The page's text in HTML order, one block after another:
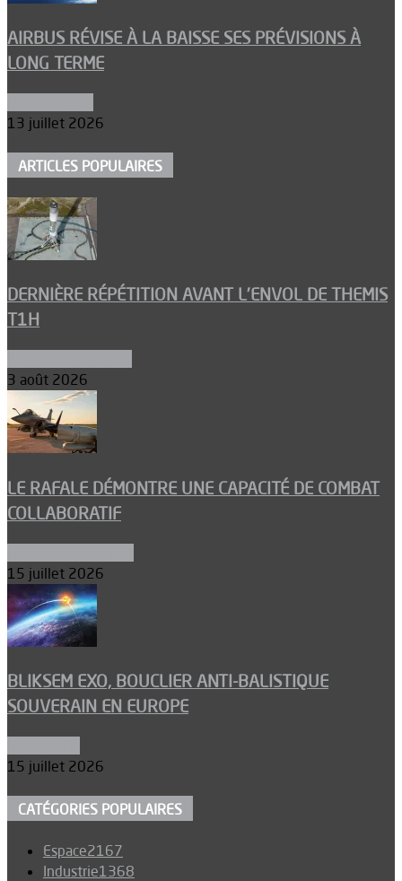
AIRBUS RÉVISE À LA BAISSE SES PRÉVISIONS À
LONG TERME
13 juillet 2026
ARTICLES POPULAIRES
DERNIÈRE RÉPÉTITION AVANT L’ENVOL DE THEMIS
T1H
3 août 2026
LE RAFALE DÉMONTRE UNE CAPACITÉ DE COMBAT
COLLABORATIF
15 juillet 2026
BLIKSEM EXO, BOUCLIER ANTI-BALISTIQUE
SOUVERAIN EN EUROPE
15 juillet 2026
CATÉGORIES POPULAIRES
Espace2167
Industrie1368